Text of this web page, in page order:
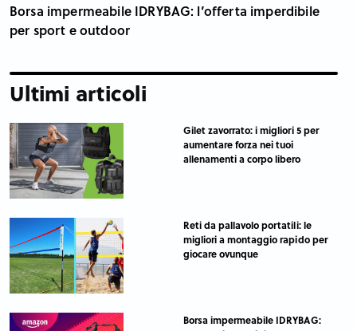
Borsa impermeabile IDRYBAG: l’offerta imperdibile
per sport e outdoor
Ultimi articoli
Gilet zavorrato: i migliori 5 per
aumentare forza nei tuoi
allenamenti a corpo libero
Reti da pallavolo portatili: le
migliori a montaggio rapido per
giocare ovunque
Borsa impermeabile IDRYBAG: